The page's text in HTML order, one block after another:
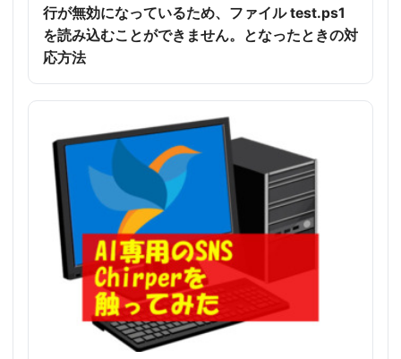
行が無効になっているため、ファイル test.ps1
を読み込むことができません。となったときの対
応方法